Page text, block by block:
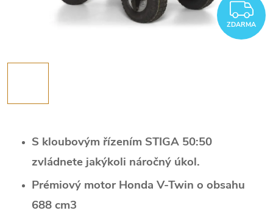
ZDARMA
S kloubovým řízením STIGA 50:50
zvládnete jakýkoli náročný úkol.
Prémiový motor Honda V-Twin o obsahu
688 cm3